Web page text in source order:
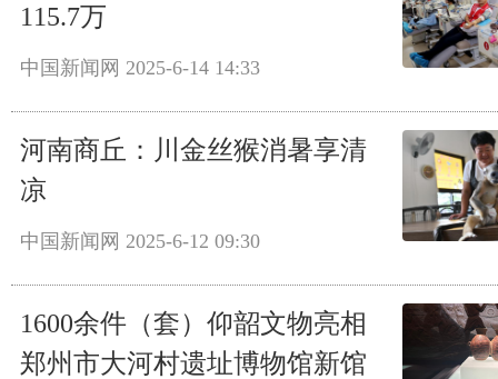
115.7万
中国新闻网 2025-6-14 14:33
河南商丘：川金丝猴消暑享清
凉
中国新闻网 2025-6-12 09:30
1600余件（套）仰韶文物亮相
郑州市大河村遗址博物馆新馆